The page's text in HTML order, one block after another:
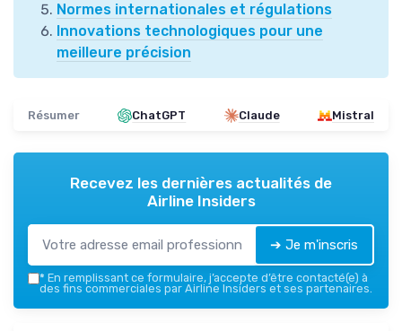
Normes internationales et régulations
Innovations technologiques pour une
meilleure précision
Résumer ChatGPT Claude Mistral
Recevez les dernières actualités de
Airline Insiders
➔ Je m'inscris
* En remplissant ce formulaire, j’accepte d’être contacté(e) à
des fins commerciales par Airline Insiders et ses partenaires.